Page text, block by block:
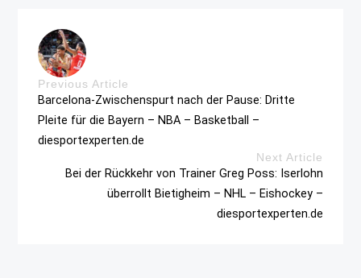
Previous Article
Barcelona-Zwischenspurt nach der Pause: Dritte
Pleite für die Bayern – NBA – Basketball –
diesportexperten.de
Next Article
Bei der Rückkehr von Trainer Greg Poss: Iserlohn
überrollt Bietigheim – NHL – Eishockey –
diesportexperten.de